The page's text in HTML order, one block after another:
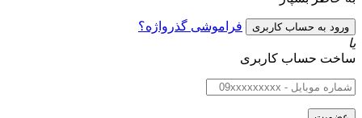
فراموشی گذرواژه؟
یا
ساخت حساب کاربری